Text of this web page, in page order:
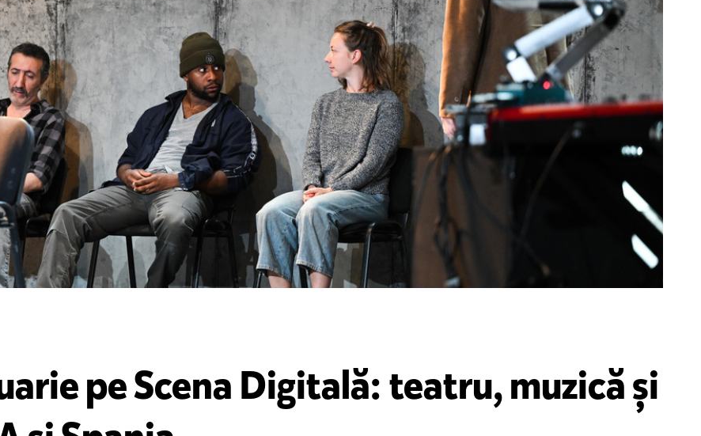
pe Scena Digitală: teatru, muzică și